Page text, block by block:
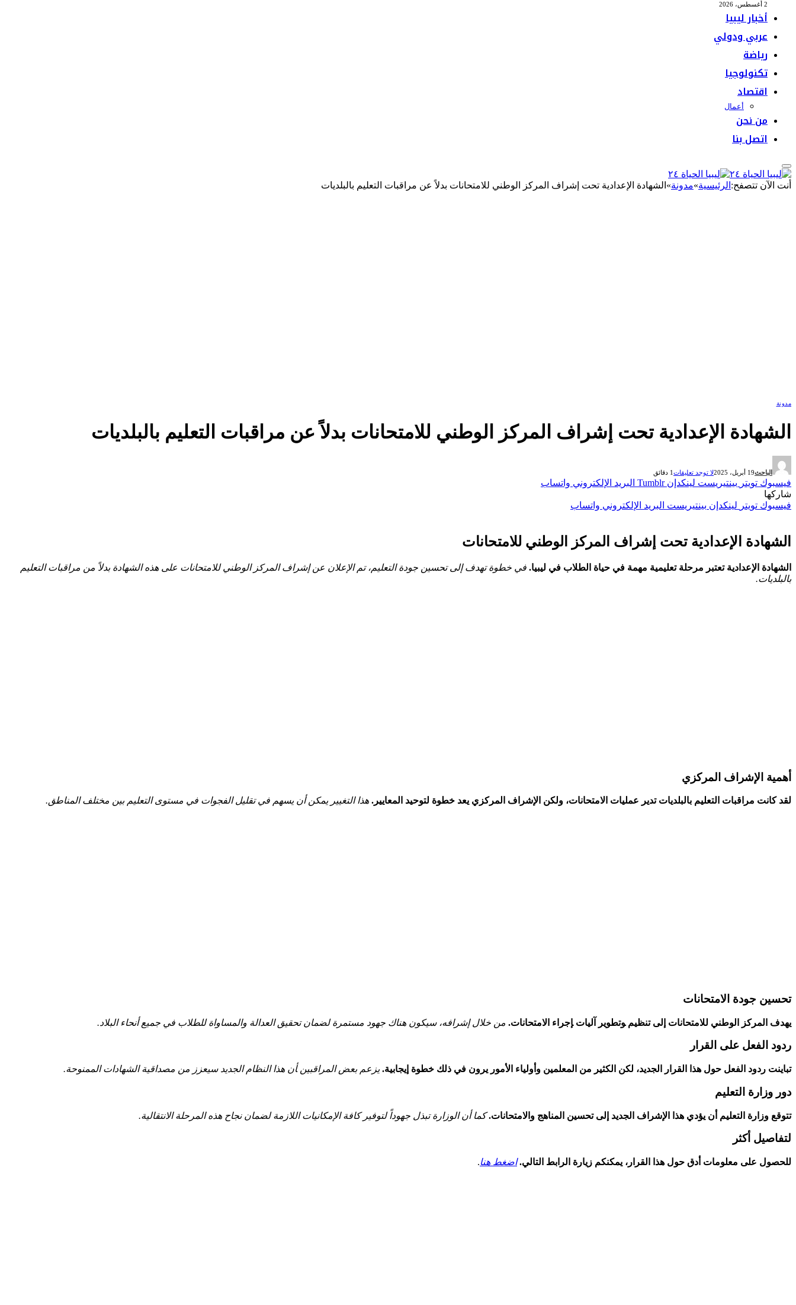
2 أغسطس، 2026
أخبار ليبيا
عربي ودولي
رياضة
تكنولوجيا
اقتصاد
أعمال
من نحن
اتصل بنا
أنت الآن تتصفح: الرئيسية»مدونة» الشهادة الإعدادية تحت إشراف المركز الوطني للامتحانات بدلاً عن مراقبات التعليم بالبلديات
مدونة
الشهادة الإعدادية تحت إشراف المركز الوطني للامتحانات بدلاً عن مراقبات التعليم بالبلديات
الباحث19 أبريل، 2025 لا توجد تعليقات1 دقائق
فيسبوك تويتر بينتيريست لينكدإن Tumblr البريد الإلكتروني واتساب
شاركها
فيسبوك تويتر لينكدإن بينتيريست البريد الإلكتروني واتساب
الشهادة الإعدادية تحت إشراف المركز الوطني للامتحانات
الشهادة الإعدادية تعتبر مرحلة تعليمية مهمة في حياة الطلاب ​في ليبيا. في خطوة تهدف إلى تحسين جودة التعليم، تم الإعلان عن إشراف ‌المركز الوطني للامتحانات على هذه الشهادة بدلاً من مراقبات التعليم
بالبلديات.
أهمية الإشراف المركزي
لقد كانت ‌مراقبات التعليم بالبلديات تدير عمليات الامتحانات، ولكن الإشراف المركزي يعد خطوة لتوحيد المعايير. هذا التغيير يمكن ⁤أن يسهم في تقليل الفجوات في مستوى التعليم ‌بين مختلف المناطق.
تحسين جودة الامتحانات
يهدف المركز الوطني للامتحانات إلى تنظيم ‍وتطوير آليات ‍إجراء ‌الامتحانات. من خلال إشرافه،⁣ سيكون هناك⁢ جهود ⁢مستمرة لضمان تحقيق العدالة والمساواة للطلاب في جميع أنحاء البلاد.
ردود الفعل على القرار
تباينت ردود الفعل⁢ حول هذا القرار الجديد، ⁣لكن الكثير من المعلمين وأولياء الأمور يرون في ذلك خطوة إيجابية. يزعم بعض المراقبين ‍أن هذا النظام الجديد سيعزز من مصداقية الشهادات الممنوحة.
دور وزارة التعليم
تتوقع⁣ وزارة التعليم أن يؤدي‌ هذا الإشراف الجديد ⁣إلى تحسين المناهج والامتحانات. كما أن الوزارة تبذل جهوداً لتوفير كافة الإمكانيات اللازمة لضمان نجاح​ هذه المرحلة الانتقالية.
لتفاصيل أكثر
للحصول على⁤ معلومات أدق حول هذا القرار، يمكنكم زيارة⁢ الرابط التالي. اضغط هنا.